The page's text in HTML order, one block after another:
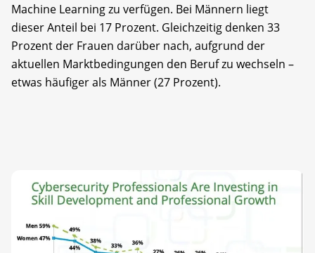
Machine Learning zu verfügen. Bei Männern liegt
dieser Anteil bei 17 Prozent. Gleichzeitig denken 33
Prozent der Frauen darüber nach, aufgrund der
aktuellen Marktbedingungen den Beruf zu wechseln –
etwas häufiger als Männer (27 Prozent).